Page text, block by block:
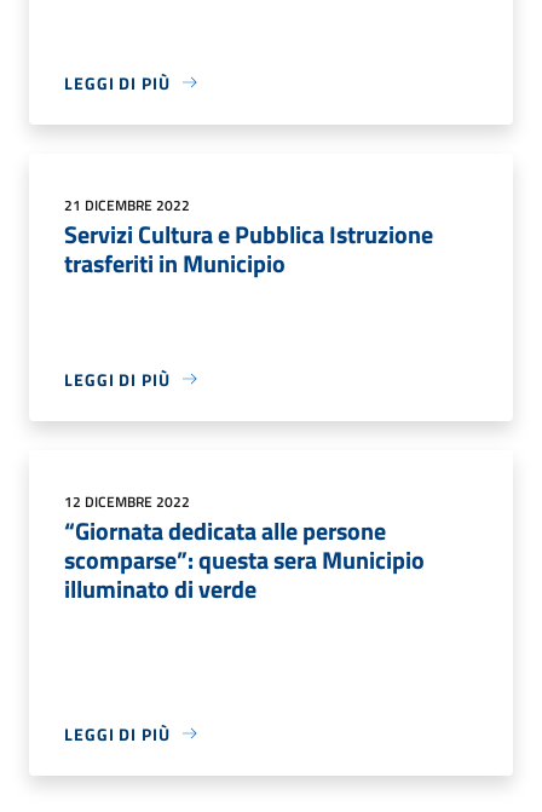
LEGGI DI PIÙ
21 DICEMBRE 2022
Servizi Cultura e Pubblica Istruzione
trasferiti in Municipio
LEGGI DI PIÙ
12 DICEMBRE 2022
“Giornata dedicata alle persone
scomparse”: questa sera Municipio
illuminato di verde
LEGGI DI PIÙ